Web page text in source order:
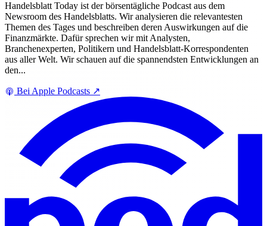
Handelsblatt Today ist der börsentägliche Podcast aus dem
Newsroom des Handelsblatts. Wir analysieren die relevantesten
Themen des Tages und beschreiben deren Auswirkungen auf die
Finanzmärkte. Dafür sprechen wir mit Analysten,
Branchenexperten, Politikern und Handelsblatt-Korrespondenten
aus aller Welt. Wir schauen auf die spannendsten Entwicklungen an
den...
Bei Apple Podcasts ↗